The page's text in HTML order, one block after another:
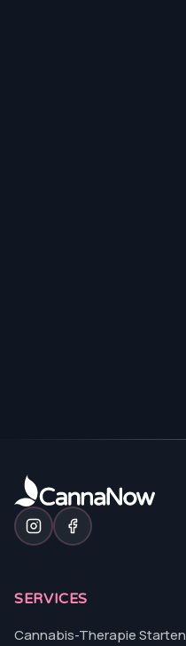
SERVICES
Cannabis-Therapie Starten